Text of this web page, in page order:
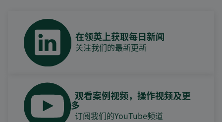
在领英上获取每日新闻
关注我们的最新更新
观看案例视频，操作视频及更
多
订阅我们的YouTube频道